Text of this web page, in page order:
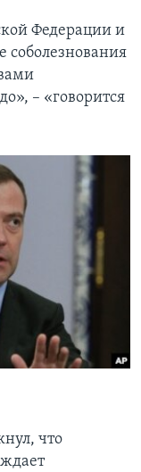
Федерации и
соболезнования
– «говорится
что